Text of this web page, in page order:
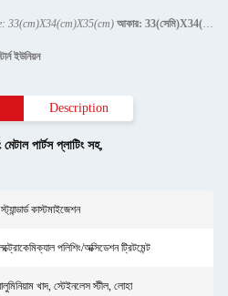
33(cm)X34(cm)X35(cm) আকার: 33(সেমি)X34(সেমি)X35(সেম
ইউনিয়ন
Description
মেটাল পার্টস প্লাটিং সহ,
কাস্টমাইজেশন
পলিশিং/অক্সিডেশন ট্রিটমেন্ট
খাদ, স্টেইনলেস স্টীল, লোহা